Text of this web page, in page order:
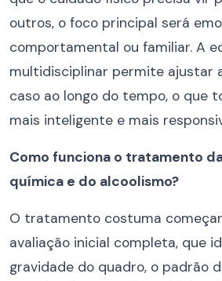
outros, o foco principal será
comportamental ou familiar. A
multidisciplinar permite ajustar
caso ao longo do tempo, o que
mais inteligente e mais
Como funciona o tratamento
química e do alcoolismo?
O tratamento costuma
avaliação inicial completa, que
gravidade do quadro, o padrão